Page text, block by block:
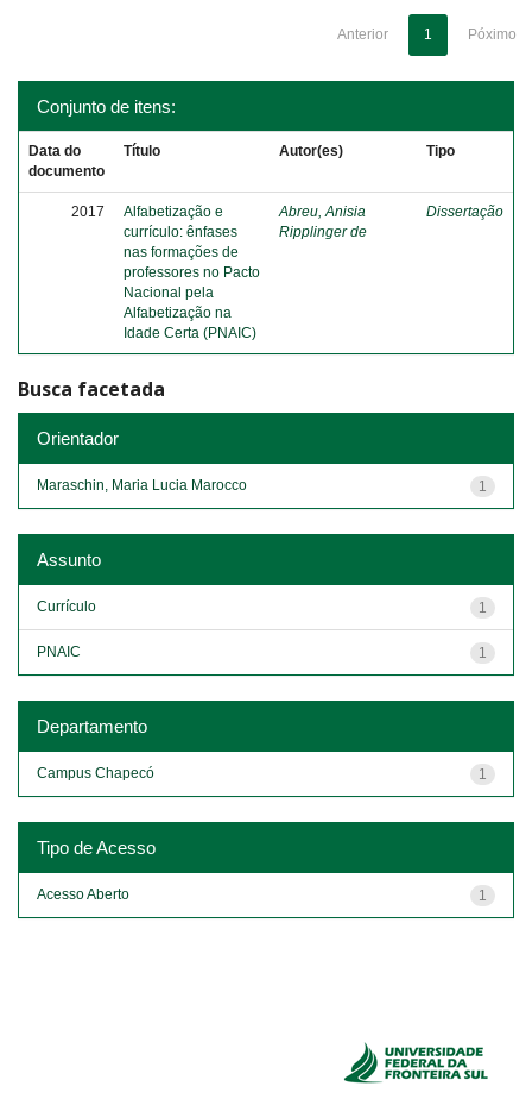
Anterior 1 Póximo
Conjunto de itens:
Data do
documento
Título Autor(es) Tipo
2017
Alfabetização e
currículo: ênfases
nas formações de
professores no Pacto
Nacional pela
Alfabetização na
Idade Certa (PNAIC)
Abreu, Anisia
Ripplinger de
Dissertação
Busca facetada
Orientador
1
Maraschin, Maria Lucia Marocco
Assunto
1
Currículo
1
PNAIC
Departamento
1
Campus Chapecó
Tipo de Acesso
1
Acesso Aberto